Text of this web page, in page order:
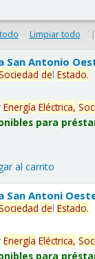
Limpiar todo |
Antonio
delEstado.
Energía Eléctrica,
para
al carrito
Antoni
delEstado.
Energía Eléctrica,
para